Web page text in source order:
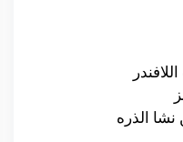
الذره